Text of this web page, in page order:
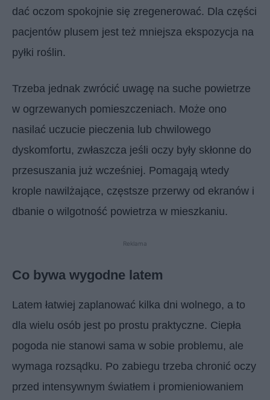
dać oczom spokojnie się zregenerować. Dla części
pacjentów plusem jest też mniejsza ekspozycja na
pyłki roślin.
Trzeba jednak zwrócić uwagę na suche powietrze
w ogrzewanych pomieszczeniach. Może ono
nasilać uczucie pieczenia lub chwilowego
dyskomfortu, zwłaszcza jeśli oczy były skłonne do
przesuszania już wcześniej. Pomagają wtedy
krople nawilżające, częstsze przerwy od ekranów i
dbanie o wilgotność powietrza w mieszkaniu.
Reklama
Co bywa wygodne latem
Latem łatwiej zaplanować kilka dni wolnego, a to
dla wielu osób jest po prostu praktyczne. Ciepła
pogoda nie stanowi sama w sobie problemu, ale
wymaga rozsądku. Po zabiegu trzeba chronić oczy
przed intensywnym światłem i promieniowaniem